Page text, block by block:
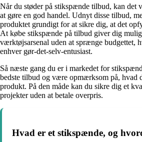
Når du støder på stikspænde tilbud, kan det
at gøre en god handel. Udnyt disse tilbud,
produktet grundigt for at sikre dig, at det
At købe stikspænde på tilbud giver dig
værktøjsarsenal uden at sprænge budgettet,
enhver gør-det-selv-entusiast.
Så næste gang du er i markedet for
bedste tilbud og være opmærksom på, hvad
produkt. På den måde kan du sikre dig et
projekter uden at betale overpris.
Hvad er et stikspænde, og